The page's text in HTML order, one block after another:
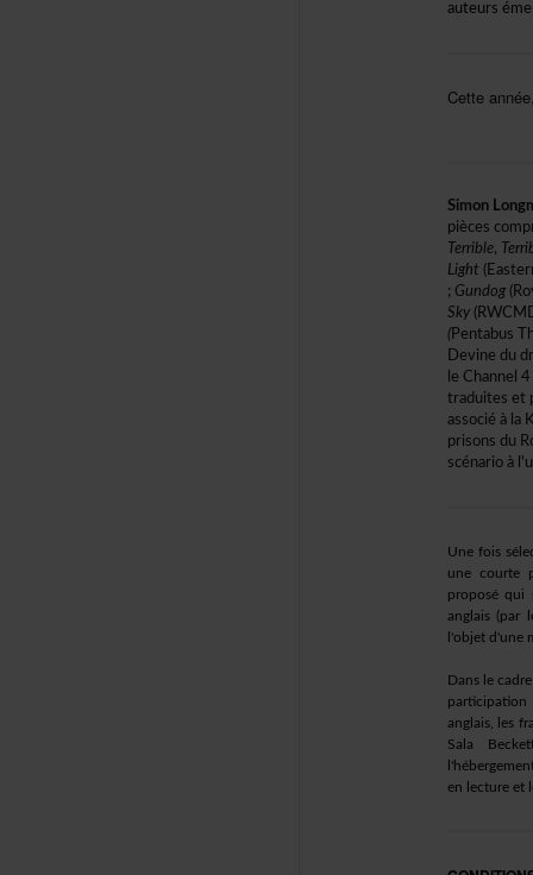
Terrible,
Light
; Gundog
Sky
(